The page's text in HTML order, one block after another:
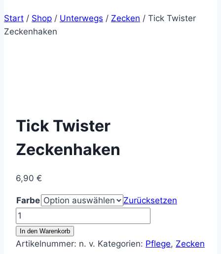
Start / Shop / Unterwegs / Zecken / Tick Twister
Zeckenhaken
Tick Twister
Zeckenhaken
6,90 €
Farbe
Zurücksetzen
Tick
Twister
Zeckenhaken
In den Warenkorb
Artikelnummer: n. v. Kategorien: Pflege, Zecken